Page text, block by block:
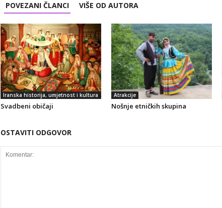
POVEZANI ČLANCI VIŠE OD AUTORA
Iranska historija, umjetnost i kultura
Svadbeni običaji
Atrakcije
Nošnje etničkih skupina
OSTAVITI ODGOVOR